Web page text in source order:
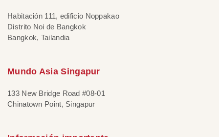
Habitación 111, edificio Noppakao
Distrito Noi de Bangkok
Bangkok, Tailandia
Mundo Asia Singapur
133 New Bridge Road #08-01
Chinatown Point, Singapur